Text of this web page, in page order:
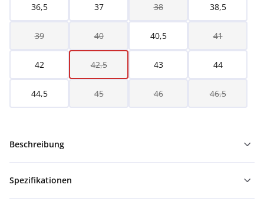
36,5 37 38 38,5
39 40 40,5 41
42 42,5 43 44
44,5 45 46 46,5
Beschreibung
Spezifikationen